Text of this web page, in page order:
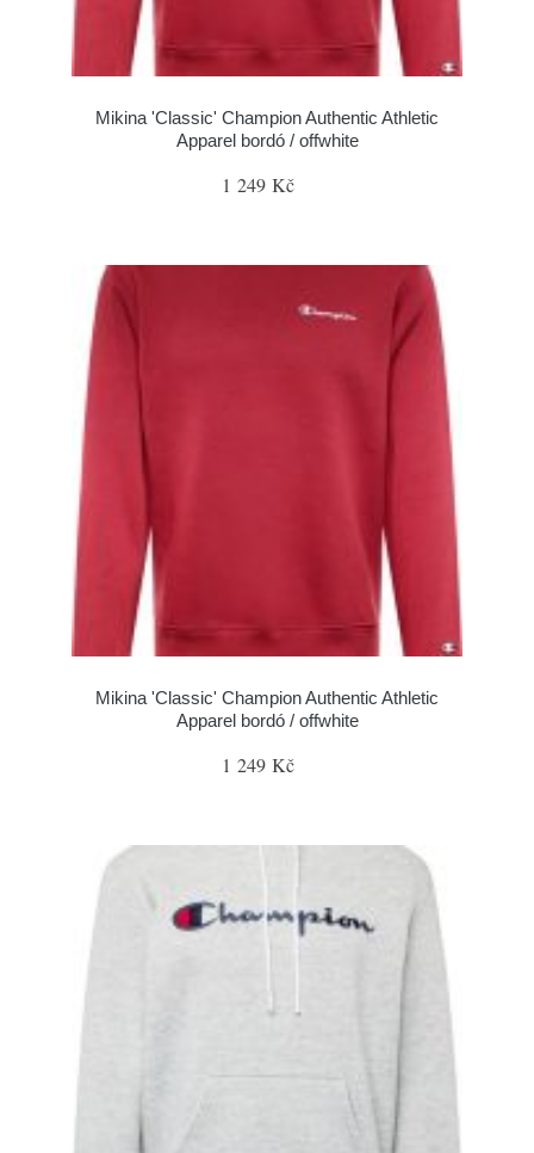
Mikina 'Classic' Champion Authentic Athletic
Apparel bordó / offwhite
1 249 Kč
Mikina 'Classic' Champion Authentic Athletic
Apparel bordó / offwhite
1 249 Kč